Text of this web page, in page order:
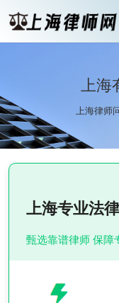
上
上海律师
上海专业法
甄选靠谱律师 保障